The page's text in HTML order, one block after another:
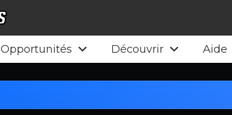
Opportunités Découvrir Aide